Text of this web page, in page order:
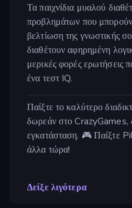
Τα παιχνίδια μυαλού
προβλημάτων που
βελτίωση της γνωστικής
διαθέτουν αφηρημένη
μερικές φορές ερωτήσεις
ένα τεστ IQ.
Παίξτε το καλύτερο
δωρεάν στο CrazyGames,
εγκατάσταση. 🎮 Παίξτε
άλλα τώρα!
Δείξε λιγότερα